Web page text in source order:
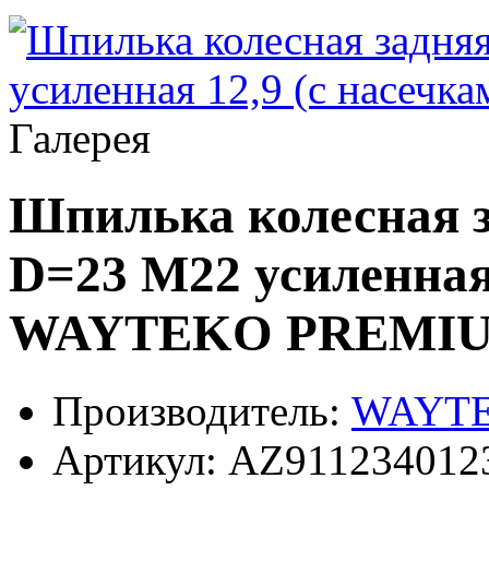
Галерея
Шпилька колесная
D=23 M22
WAYTEKO
Производитель:
Артикул: